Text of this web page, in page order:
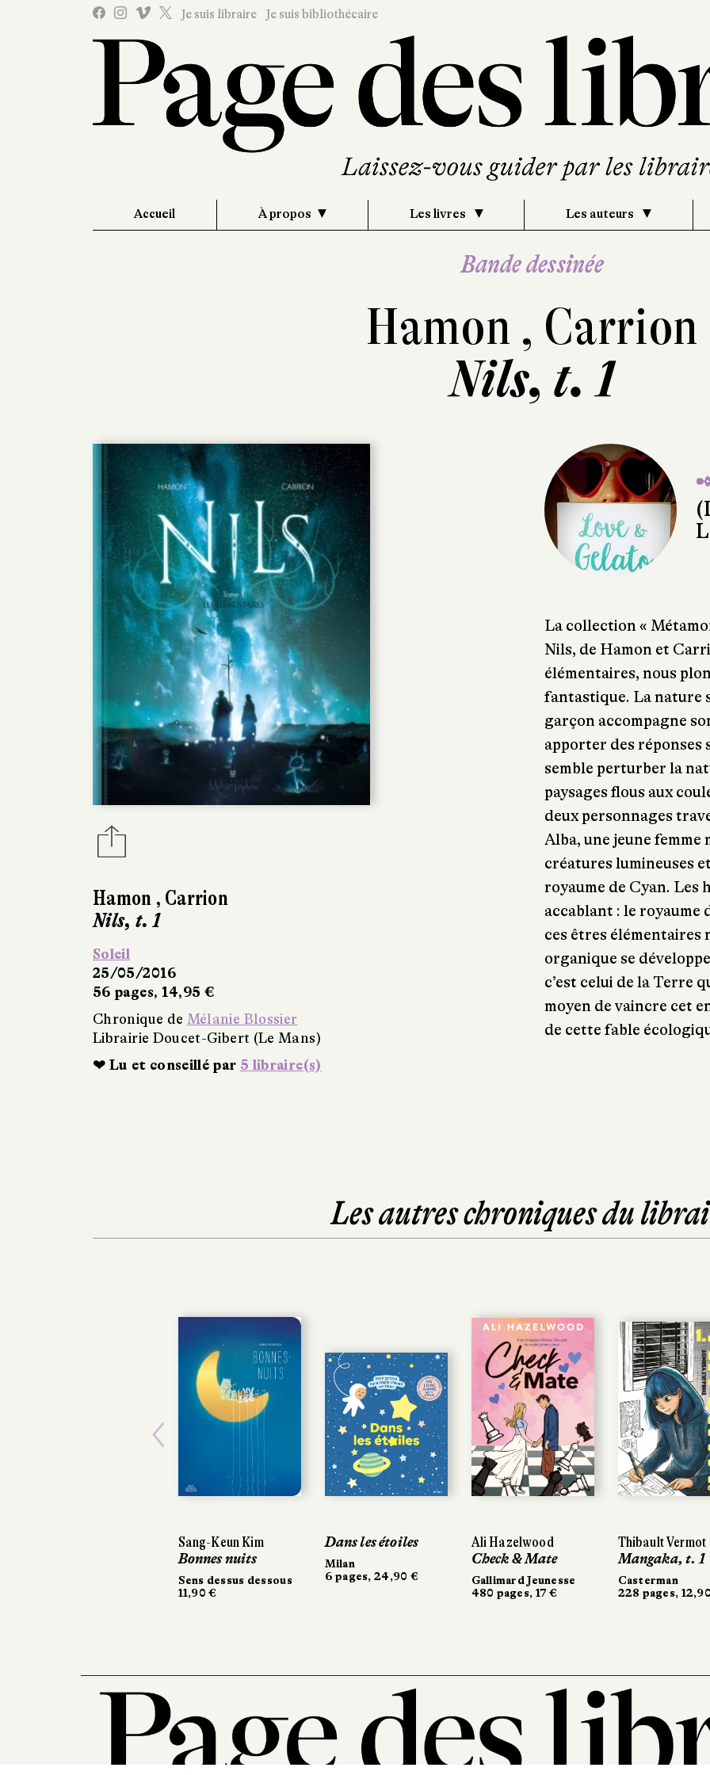
Je suis libraire Je suis bibliothécaire
Accueil À propos Les livres Les auteurs
Bande dessinée
Hamon , Carrion
Nils, t. 1
Hamon , Carrion
Nils, t. 1
Soleil
25/05/2016
56 pages, 14,95 €
Chronique de Mélanie Blossier
Librairie Doucet-Gibert (Le Mans)
❤ Lu et conseillé par 5 libraire(s)
La collection «
Nils, de Hamon et
élémentaires, nous
fantastique. La nature
garçon accompagne
apporter des réponses
semble perturber la
paysages flous aux
deux personnages
Alba, une jeune femme
créatures lumineuses
royaume de Cyan. Les
accablant : le royaume
ces êtres élémentaires
organique se
c’est celui de la Terre
moyen de vaincre cet
de cette fable
Les autres chroniques du
Sang-Keun Kim
Bonnes nuits
Sens dessus dessous
11,90 €
Dans les étoiles
Milan
6 pages, 24,90 €
Ali Hazelwood
Check & Mate
Gallimard Jeunesse
480 pages, 17 €
Thibault Vermot
Mangaka, t. 1
Casterman
228 pages,
Previous